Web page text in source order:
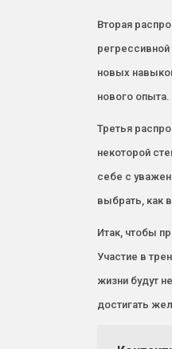
Вторая
новых
нового опыта.
Третья
некоторой
себе с
выбрать, как
Итак, чтобы
Участие в
жизни будут
достигать